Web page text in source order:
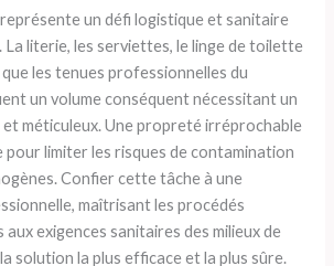
un défi logistique et sanitaire
La literie, les serviettes, le linge de toilette
les tenues professionnelles du
un volume conséquent nécessitant un
méticuleux. Une propreté irréprochable
pour limiter les risques de contamination
Confier cette tâche à une
maîtrisant les procédés
aux exigences sanitaires des milieux de
solution la plus efficace et la plus sûre.